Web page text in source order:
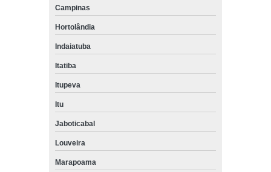
Campinas
Hortolândia
Indaiatuba
Itatiba
Itupeva
Itu
Jaboticabal
Louveira
Marapoama